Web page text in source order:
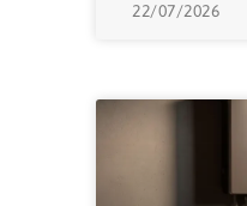
22/07/2026